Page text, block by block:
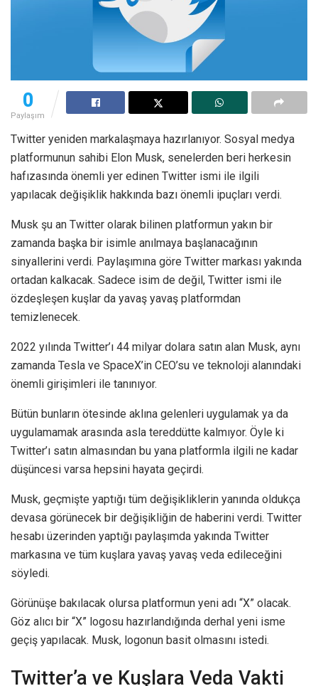
0
Paylaşım
Twitter yeniden markalaşmaya hazırlanıyor. Sosyal medya
platformunun sahibi Elon Musk, senelerden beri herkesin
hafızasında önemli yer edinen Twitter ismi ile ilgili
yapılacak değişiklik hakkında bazı önemli ipuçları verdi.
Musk şu an Twitter olarak bilinen platformun yakın bir
zamanda başka bir isimle anılmaya başlanacağının
sinyallerini verdi. Paylaşımına göre Twitter markası yakında
ortadan kalkacak. Sadece isim de değil, Twitter ismi ile
özdeşleşen kuşlar da yavaş yavaş platformdan
temizlenecek.
2022 yılında Twitter’ı 44 milyar dolara satın alan Musk, aynı
zamanda Tesla ve SpaceX’in CEO’su ve teknoloji alanındaki
önemli girişimleri ile tanınıyor.
Bütün bunların ötesinde aklına gelenleri uygulamak ya da
uygulamamak arasında asla tereddütte kalmıyor. Öyle ki
Twitter’ı satın almasından bu yana platformla ilgili ne kadar
düşüncesi varsa hepsini hayata geçirdi.
Musk, geçmişte yaptığı tüm değişikliklerin yanında oldukça
devasa görünecek bir değişikliğin de haberini verdi. Twitter
hesabı üzerinden yaptığı paylaşımda yakında Twitter
markasına ve tüm kuşlara yavaş yavaş veda edileceğini
söyledi.
Görünüşe bakılacak olursa platformun yeni adı “X” olacak.
Göz alıcı bir “X” logosu hazırlandığında derhal yeni isme
geçiş yapılacak. Musk, logonun basit olmasını istedi.
Twitter’a ve Kuşlara Veda Vakti